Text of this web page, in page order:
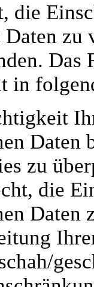
die
Daten
in
zu
die
Daten